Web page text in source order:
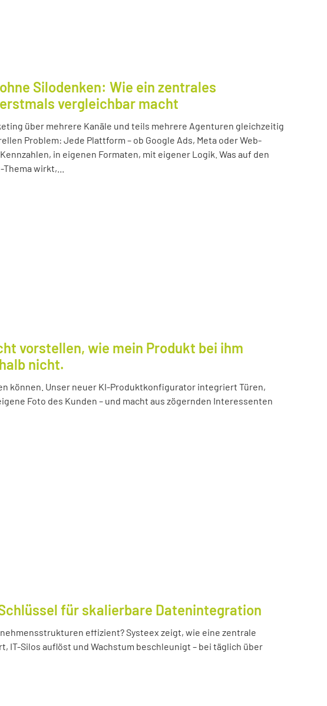
Silodenken: Wie ein zentrales
vergleichbar macht
über mehrere Kanäle und teils mehrere Agenturen gleichzeitig
Problem: Jede Plattform – ob Google Ads, Meta oder Web-
in eigenen Formaten, mit eigener Logik. Was auf den
wirkt,...
vorstellen, wie mein Produkt bei ihm
nicht.
können. Unser neuer KI-Produktkonfigurator integriert Türen,
Foto des Kunden – und macht aus zögernden Interessenten
für skalierbare Datenintegration
effizient? Systeex zeigt, wie eine zentrale
IT-Silos auflöst und Wachstum beschleunigt – bei täglich über